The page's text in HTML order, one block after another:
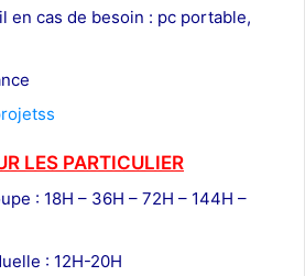
en cas de besoin : pc portable,
LES PARTICULIER
: 18H – 36H – 72H – 144H –
: 12H-20H